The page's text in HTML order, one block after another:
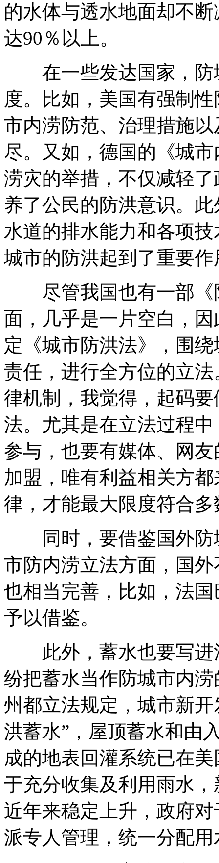
的水体与透水地面却不
达90％以上。
在一些发达国家，防
度。比如，美国有强制
市内涝防范、治理措施
尽。又如，德国的《城
涝灾的举措，不仅减轻
养了公民的防洪意识。
水道的排水能力和各项
城市的防洪起到了重要作
尽管我国也有一部《
面，几乎是一片空白，
定《城市防洪法》，围
责任，进行全方位的立
律机制，我觉得，起码
法。尤其是在立法过程
参与，也要有媒体、网
加盟，唯有利益相关方
律，才能最大限度符合
同时，要借鉴国外防
市防内涝立法方面，国
也相当完善，比如，法
予以借鉴。
此外，蓄水也要写进
纷把蓄水当作防城市内
州都立法规定，城市新
洪蓄水”，屋顶蓄水和由
成的地表回灌系统已在
于充分收集及利用雨水
近年来稳定上升，政府
派专人管理，统一分配用